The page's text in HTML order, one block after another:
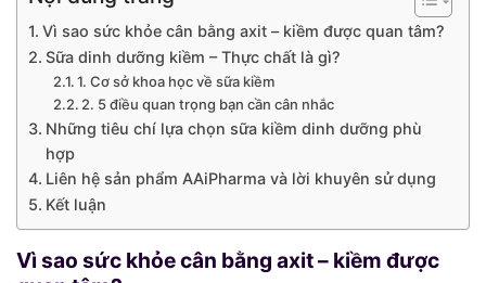
Vì sao sức khỏe cân bằng axit – kiềm được quan tâm?
Sữa dinh dưỡng kiềm – Thực chất là gì?
1. Cơ sở khoa học về sữa kiềm
2. 5 điều quan trọng bạn cần cân nhắc
Những tiêu chí lựa chọn sữa kiềm dinh dưỡng phù
hợp
Liên hệ sản phẩm AAiPharma và lời khuyên sử dụng
Kết luận
Vì sao sức khỏe cân bằng axit – kiềm được